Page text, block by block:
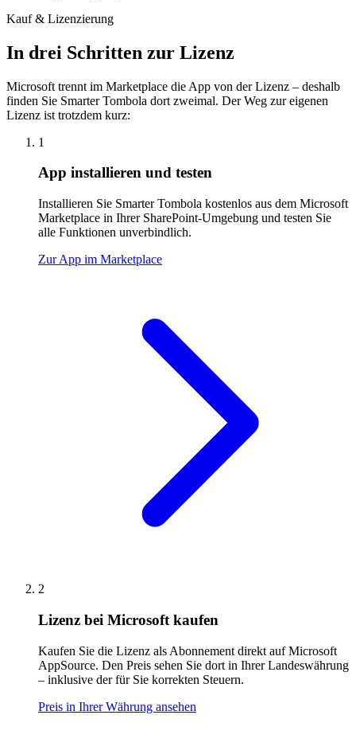
Kauf & Lizenzierung
In drei Schritten zur Lizenz
Microsoft trennt im Marketplace die App von der Lizenz – deshalb
finden Sie Smarter Tombola dort zweimal. Der Weg zur eigenen
Lizenz ist trotzdem kurz:
1
App installieren und testen
Installieren Sie Smarter Tombola kostenlos aus dem Microsoft
Marketplace in Ihrer SharePoint-Umgebung und testen Sie
alle Funktionen unverbindlich.
Zur App im Marketplace
2
Lizenz bei Microsoft kaufen
Kaufen Sie die Lizenz als Abonnement direkt auf Microsoft
AppSource. Den Preis sehen Sie dort in Ihrer Landeswährung
– inklusive der für Sie korrekten Steuern.
Preis in Ihrer Währung ansehen